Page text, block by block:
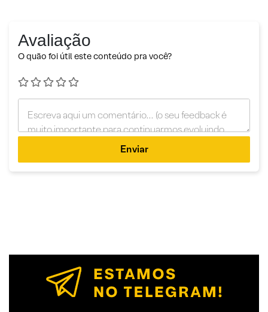
Avaliação
O quão foi útil este conteúdo pra você?
Enviar